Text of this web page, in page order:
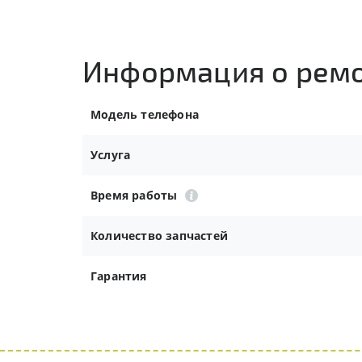
Информация о
Модель телефона
Услуга
Время работы
Количество запчастей
Гарантия